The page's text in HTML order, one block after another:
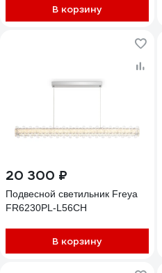
В корзину
20 300 ₽
Подвесной светильник Freya
FR6230PL-L56CH
В корзину